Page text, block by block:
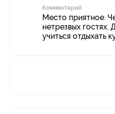
Комментарий
Место приятное.
нетрезвых гостях.
учиться отдыхать